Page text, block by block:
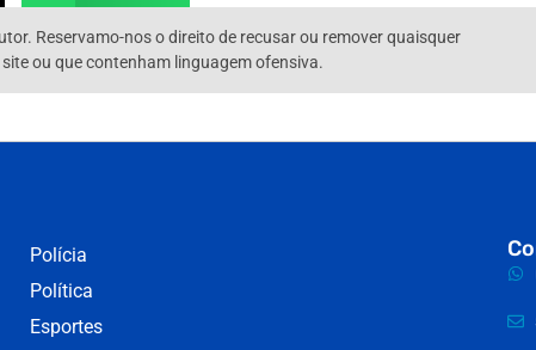
Reservamo-nos o direito de recusar ou remover quaisquer
ou que contenham linguagem ofensiva.
Polícia
Política
Esportes